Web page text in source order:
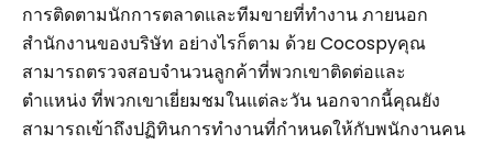
การติดตามนักการตลาดและทีมขายที่ทำงาน ภายนอก
สำนักงานของบริษัท อย่างไรก็ตาม ด้วย Cocospyคุณ
สามารถตรวจสอบจำนวนลูกค้าที่พวกเขาติดต่อและ
ตำแหน่ง ที่พวกเขาเยี่ยมชมในแต่ละวัน นอกจากนี้คุณยัง
สามารถเข้าถึงปฏิทินการทำงานที่กำหนดให้กับพนักงานคน